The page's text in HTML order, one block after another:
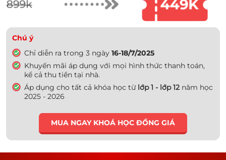
Chú ý
Chỉ diễn ra trong 3 ngày 16-18/7/2025
Khuyến mãi áp dụng với mọi hình thức thanh toán,
kể cả thu tiền tại nhà.
Áp dụng cho tất cả khóa học từ lớp 1 - lớp 12 năm học
2025 - 2026
MUA NGAY KHOÁ HỌC ĐỒNG GIÁ